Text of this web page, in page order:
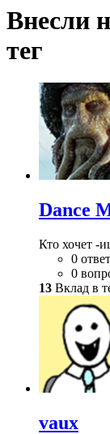
Внесли
тег
Dance
Кто хочет -
0
0
13 Вклад в
vaux